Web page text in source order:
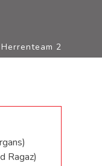
Herrenteam 2
Ragaz)